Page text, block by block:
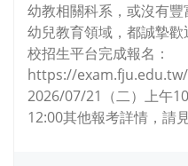
幼教相關科系，或沒有
幼兒教育領域，都誠摯
校招生平台完成報名：
https://
2026/07/21（二）上午
12:00其他報考詳情，請